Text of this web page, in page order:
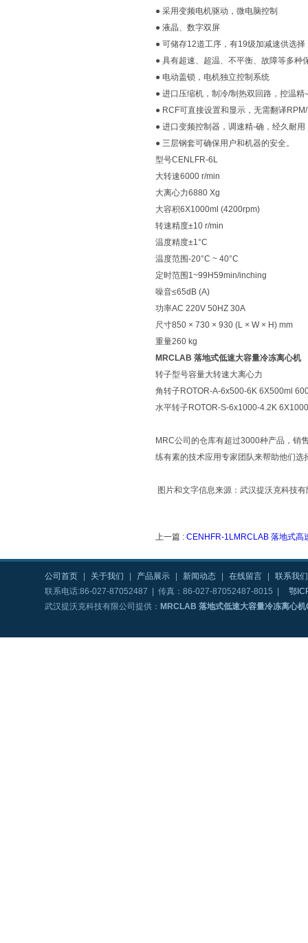
● 采用变频电机驱动，微电脑控制
● 液晶、数字双屏
● 可储存12道工序，有19级加减速供选择
● 具有超速、超温、不平衡、故障等多种
● 电动盖锁，电机独立控制系统
● 进口压缩机，制冷/制热双回路，控温精
● RCF可直接设置和显示，无需翻译
● 进口变频控制器，调速精-确，经久耐用
● 三层钢套可确保用户和机器的安全。
型号CENLFR-6L
大转速6000 r/min
大离心力6880 Xg
大容积6X1000ml (4200rpm)
转速精度±10 r/min
温度精度±1°C
温度范围-20°C ~ 40°C
定时范围1~99H59min/inching
噪音≤65dB (A)
功率AC 220V 50HZ 30A
尺寸850 × 730 × 930 (L × W × H) mm
重量260 kg
MRCLAB 落地式低速大容量冷冻离心机
转子型号容量大转速大离心力
角转子ROTOR-A-6x500-6K 6X500ml
水平转子ROTOR-S-6x1000-4.2K
MRC公司的仓库有超过3000种产品，销
练有素的技术应用专家团队来帮助他们
图片和文字信息来源：武汉提沃克科技有
上一篇 : CENHFR-1LMRCLAB 落地式高
公司首页 关于我们 产品展示 新闻动态 在线留言
联系我们
联系电话:86-027-87052487 | 传真：86-027-87052487-8015 |
鄂
武汉提沃克科技有限公司提供： MRCLAB 落地式低速大容量冷冻离心